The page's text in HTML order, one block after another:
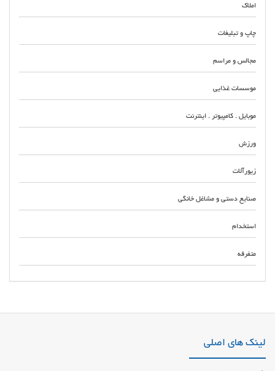
املاک
چاپ و تبلیغات
مجالس و مراسم
موسسات غذایی
موبایل . کامپیوتر . اینترنت
ورزش
زیورآلات
صنایع دستی و مشاغل خانگی
استخدام
متفرقه
آسانسور مسکونی ویلا برج در محدوده شهرک قدس تهران با تضمین و گارانتی
صورت فوری و شبانه روزی
لینک های اصلی